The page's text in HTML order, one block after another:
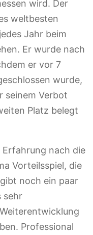
wird. Der
weltbesten
Jahr beim
Er wurde nach
er vor 7
wurde,
seinem Verbot
Platz belegt
Erfahrung nach die
Vorteilsspiel, die
noch ein paar
sehr
Professional